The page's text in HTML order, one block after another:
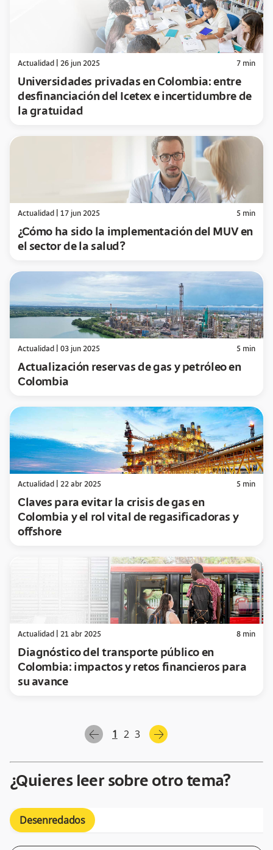
Actualidad 26 jun 2025 7 min
Universidades privadas en Colombia: entre
desfinanciación del Icetex e incertidumbre de
la gratuidad
Actualidad 17 jun 2025 5 min
¿Cómo ha sido la implementación del MUV en
el sector de la salud?
Actualidad 03 jun 2025 5 min
Actualización reservas de gas y petróleo en
Colombia
Actualidad 22 abr 2025 5 min
Claves para evitar la crisis de gas en
Colombia y el rol vital de regasificadoras y
offshore
Actualidad 21 abr 2025 8 min
Diagnóstico del transporte público en
Colombia: impactos y retos financieros para
su avance
arrow-left 1 2 3 arrow-right
¿Quieres leer sobre otro tema?
Desenredados